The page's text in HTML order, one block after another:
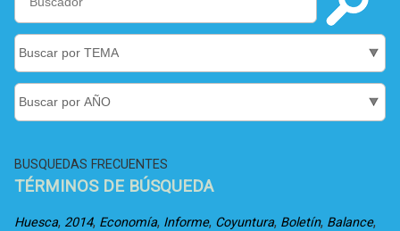
BUSQUEDAS FRECUENTES
TÉRMINOS DE BÚSQUEDA
Huesca, 2014, Economía, Informe, Coyuntura, Boletín, Balance,